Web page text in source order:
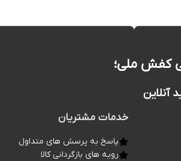
کفش ملی؛
آنلاین
خدمات مشتریان
پاسخ به پرسش های متداول
رویه های بازگردانی کالا